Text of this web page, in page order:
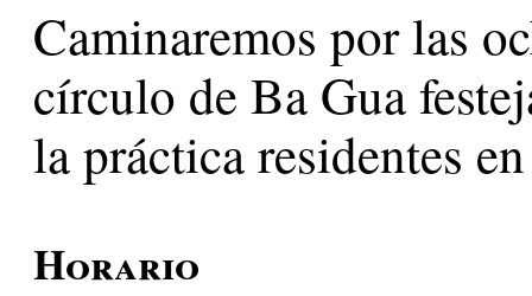
Caminaremos por las
círculo de Ba Gua
la práctica residentes
Horario